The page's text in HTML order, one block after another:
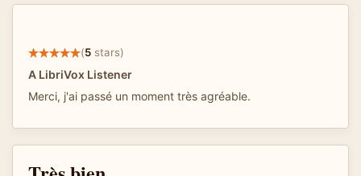
(5 stars)
A LibriVox Listener
Merci, j'ai passé un moment très agréable.